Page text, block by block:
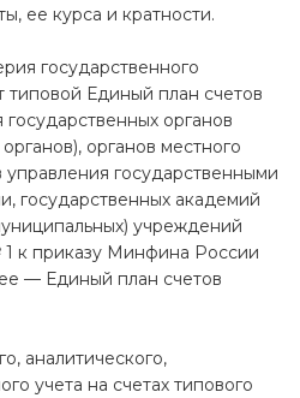
ее курса и кратности.
государственного
Единый план счетов
государственных органов
органов местного
управления государственными
государственных академий
учреждений
к приказу Минфина России
— Единый план счетов
аналитического,
учета на счетах типового